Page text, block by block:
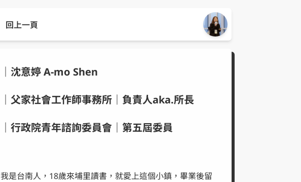
回上一頁
｜沈意婷 A-mo Shen
｜父家社會工作師事務所｜負責人aka.所長
｜行政院青年諮詢委員會｜第五屆委員
我是台南人，18歲來埔里讀書，就愛上這個小鎮，畢業後留